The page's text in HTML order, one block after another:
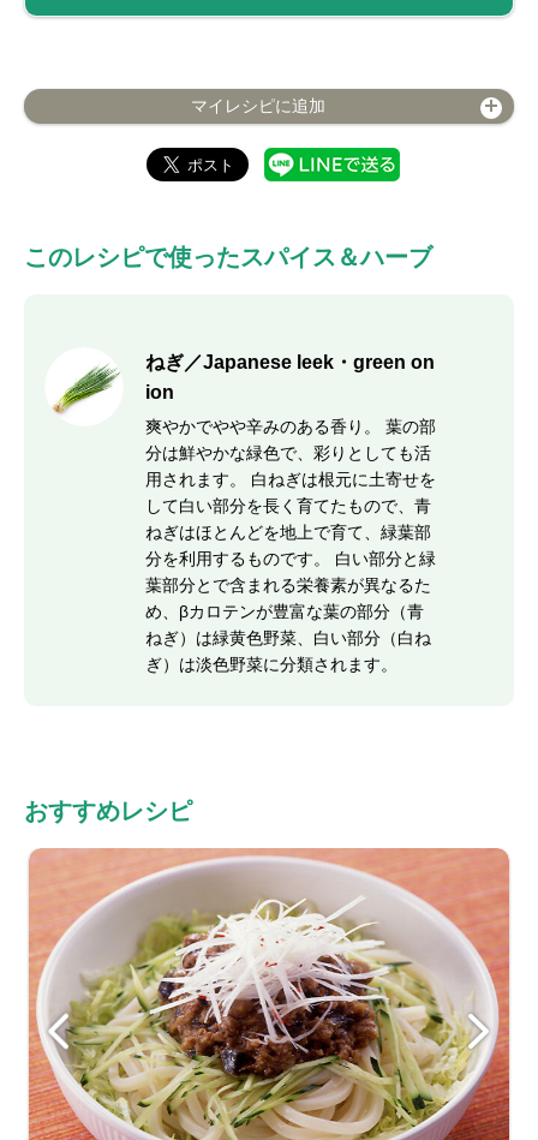
マイレシピに追加
このレシピで使ったスパイス＆ハーブ
ねぎ／Japanese leek・green on
ion
爽やかでやや辛みのある香り。 葉の部
分は鮮やかな緑色で、彩りとしても活
用されます。 白ねぎは根元に土寄せを
して白い部分を長く育てたもので、青
ねぎはほとんどを地上で育て、緑葉部
分を利用するものです。 白い部分と緑
葉部分とで含まれる栄養素が異なるた
め、βカロテンが豊富な葉の部分（青
ねぎ）は緑黄色野菜、白い部分（白ね
ぎ）は淡色野菜に分類されます。
おすすめレシピ